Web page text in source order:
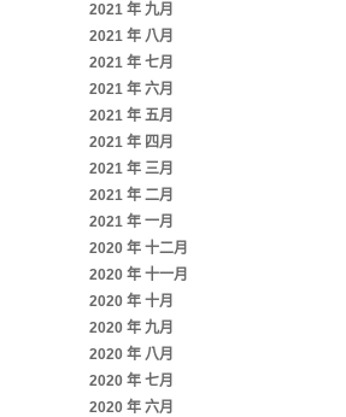
2021 年 九月
2021 年 八月
2021 年 七月
2021 年 六月
2021 年 五月
2021 年 四月
2021 年 三月
2021 年 二月
2021 年 一月
2020 年 十二月
2020 年 十一月
2020 年 十月
2020 年 九月
2020 年 八月
2020 年 七月
2020 年 六月